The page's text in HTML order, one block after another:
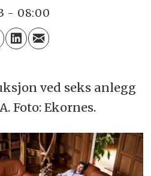
- 08:00
ved seks anlegg
Foto: Ekornes.